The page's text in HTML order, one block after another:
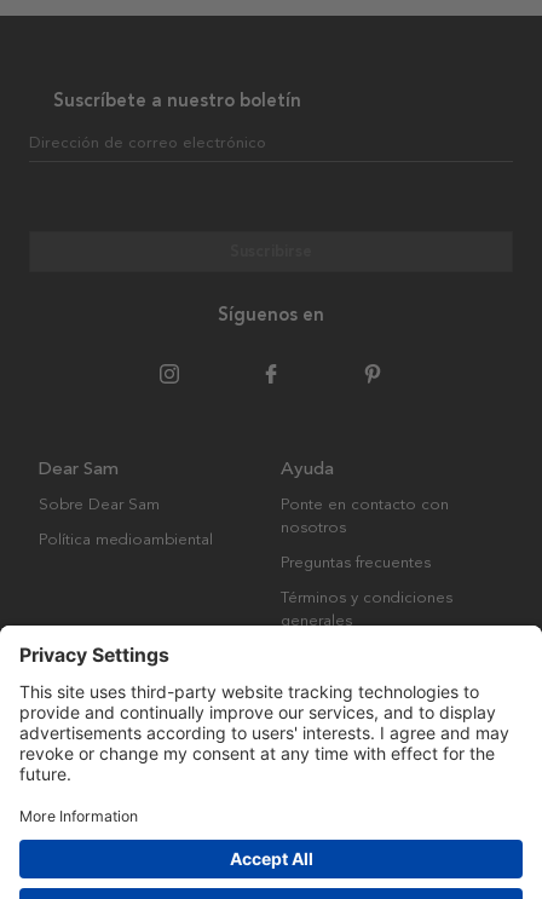
Suscríbete a nuestro boletín
Dirección de correo electrónico
Síguenos en
Dear Sam
Sobre Dear Sam
Política medioambiental
Ayuda
Ponte en contacto con
nosotros
Preguntas frecuentes
Términos y condiciones
generales
Derechos de autor © Many Brands AB 2023. Todos los derechos